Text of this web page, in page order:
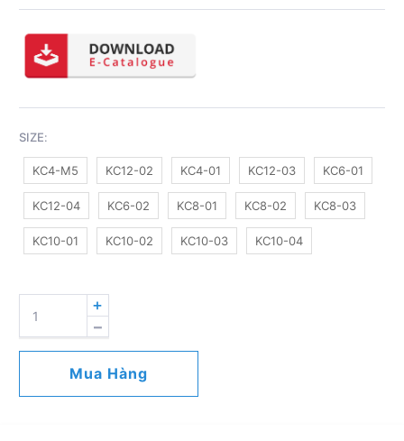
SIZE:
KC4-M5 KC12-02 KC4-01 KC12-03 KC6-01
KC12-04 KC6-02 KC8-01 KC8-02 KC8-03
KC10-01 KC10-02 KC10-03 KC10-04
THẲNG
Mua Hàng